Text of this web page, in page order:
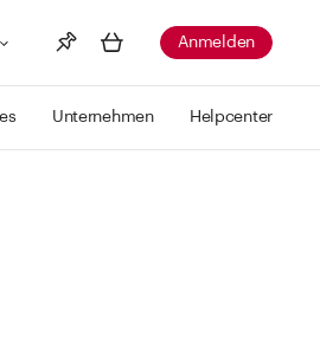
Mehr anzeigen
Anmelden
Unternehmen Helpcenter